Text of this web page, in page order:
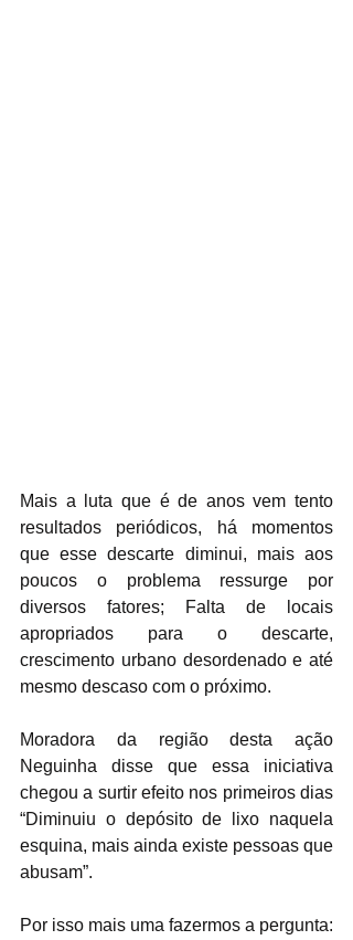
Mais a luta que é de anos vem tento
resultados periódicos, há momentos
que esse descarte diminui, mais aos
poucos o problema ressurge por
diversos fatores; Falta de locais
apropriados para o descarte,
crescimento urbano desordenado e até
mesmo descaso com o próximo.
Moradora da região desta ação
Neguinha disse que essa iniciativa
chegou a surtir efeito nos primeiros dias
“Diminuiu o depósito de lixo naquela
esquina, mais ainda existe pessoas que
abusam”.
Por isso mais uma fazermos a pergunta: